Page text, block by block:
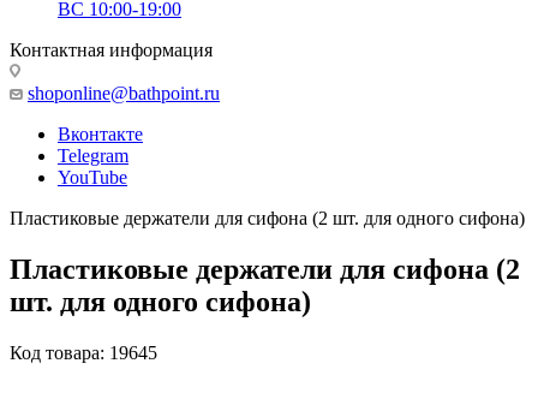
ВС 10:00-19:00
Контактная информация
shoponline@bathpoint.ru
Вконтакте
Telegram
YouTube
Пластиковые держатели для сифона (2 шт. для одного сифона)
Пластиковые держатели для сифона (2
шт. для одного сифона)
Код товара: 19645